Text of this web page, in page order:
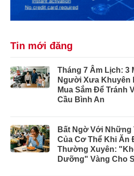
Tin mới đăng
Tháng 7 Âm Lịch: 3
Người Xưa Khuyên
Mua Sắm Để Tránh
Cầu Bình An
Bất Ngờ Với Những
Của Cơ Thể Khi Ăn
Thường Xuyên:
Dưỡng" Vàng Cho